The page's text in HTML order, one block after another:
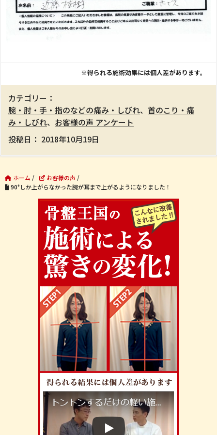
※得られる施術効果には個人差があります。
カテゴリー：
腕・肘・手・指のなどの痛み・しびれ、 首のこり・痛
み・しびれ、 お客様の声 アンケート
投稿日： 2018年10月19日
ホーム / お客様の声 /
90°しか上がらなかった腕が耳まで上がるようになりました！